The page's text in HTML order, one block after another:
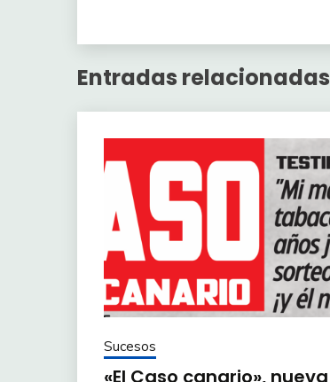
Entradas relacionadas
Sucesos
«El Caso canario», nueva